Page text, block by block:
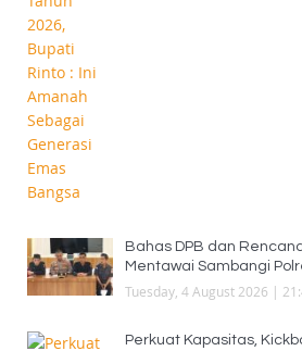
Bahas DPB dan
Mentawai Sambangi
Tuesday, 4 August 2026 |
Perkuat Kapasitas,